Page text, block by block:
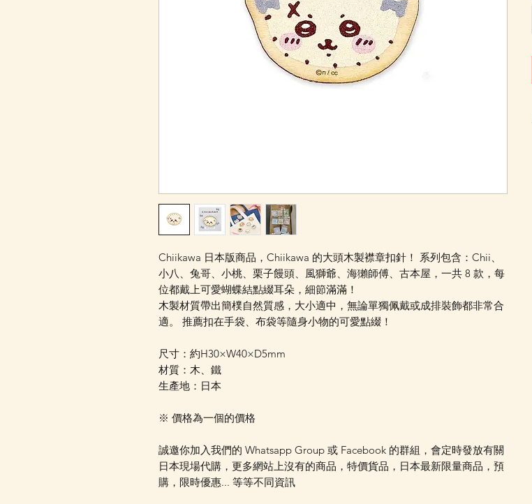
Chiikawa 日本版商品，Chiikawa 的大頭木製襟章扣針！ 系列包含：Chii、
小八、兔哥、小桃、栗子饅頭、風獅爺、海獺師傅、古本屋，一共 8 款，每
位都戴上可愛蝴蝶結點綴耳朵，細節滿滿！
木製材質帶出簡樸自然質感，大小適中，無論單獨佩戴或成排裝飾都非常合
適。 推薦扣在手袋、布袋等隨身小物的可愛點綴！
尺寸：約H30×W40×D5mm
材質：木、鐵
生產地：日本
※ 價格為一個的價格
誠邀你加入我們的 Whatsapp Group 或 Facebook 的群組，會定時發放有關
日本現場代購，更多網站上沒有的商品，特價貨品，日本最新限量商品，預
購，限時優惠... 等等不同資訊